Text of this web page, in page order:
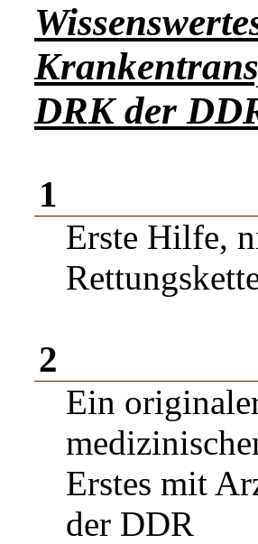
DRK der
1
Erste Hilfe,
2
Ein
Erstes mit
der DDR